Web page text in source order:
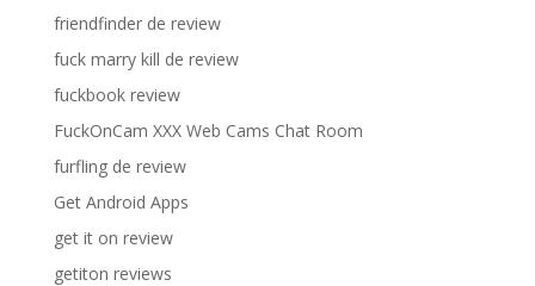
friendfinder de review
fuck marry kill de review
fuckbook review
FuckOnCam XXX Web Cams Chat Room
furfling de review
Get Android Apps
get it on review
getiton reviews